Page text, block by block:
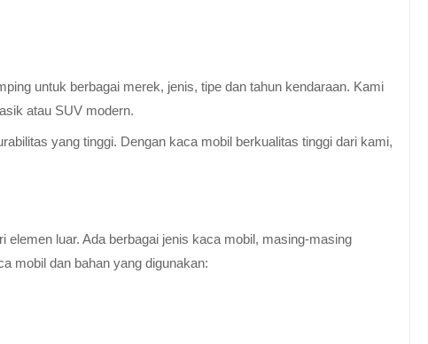
untuk berbagai merek, jenis, tipe dan tahun kendaraan. Kami
atau SUV modern.
yang tinggi. Dengan kaca mobil berkualitas tinggi dari kami,
luar. Ada berbagai jenis kaca mobil, masing-masing
mobil dan bahan yang digunakan: